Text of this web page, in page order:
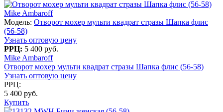
Mike Ambaroff
Модель: Отворот мохер мульти квадрат стразы Шапка флис
(56-58)
Узнать оптовую цену
РРЦ: 5 400 руб.
Mike Ambaroff
Отворот мохер мульти квадрат стразы Шапка флис (56-58)
Узнать оптовую цену
РРЦ:
5 400 руб.
Купить